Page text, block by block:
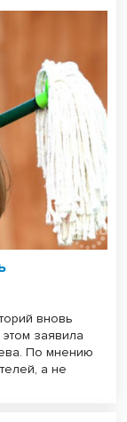
вновь
заявила
По мнению
а не